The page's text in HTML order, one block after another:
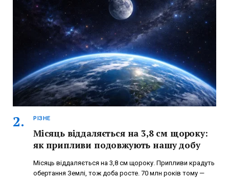
РІЗНЕ
Місяць віддаляється на 3,8 см щороку:
як припливи подовжують нашу добу
Місяць віддаляється на 3,8 см щороку. Припливи крадуть
обертання Землі, тож доба росте. 70 млн років тому —